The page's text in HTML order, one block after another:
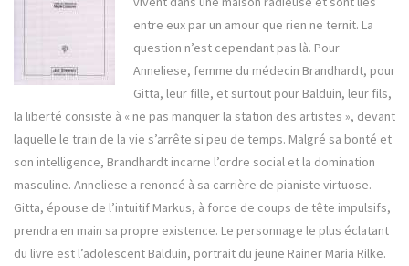
entre eux par un amour que rien ne ternit. La
question n’est cependant pas là. Pour
Anneliese, femme du médecin Brandhardt, pour
Gitta, leur fille, et surtout pour Balduin, leur fils,
la liberté consiste à « ne pas manquer la station des artistes », devant
laquelle le train de la vie s’arrête si peu de temps. Malgré sa bonté et
son intelligence, Brandhardt incarne l’ordre social et la domination
masculine. Anneliese a renoncé à sa carrière de pianiste virtuose.
Gitta, épouse de l’intuitif Markus, à force de coups de tête impulsifs,
prendra en main sa propre existence. Le personnage le plus éclatant
du livre est l’adolescent Balduin, portrait du jeune Rainer Maria Rilke.